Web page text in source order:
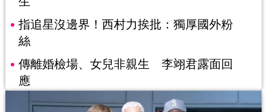
指追星沒邊界！西村力挨批：獨厚國外粉
絲
傳離婚檢場、女兒非親生 李翊君露面回
應